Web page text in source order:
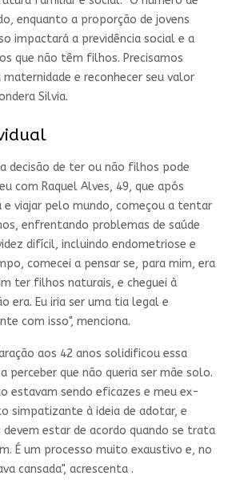
enquanto a proporção de jovens
impactará a previdência social e a
que não têm filhos. Precisamos
e reconhecer seu valor
Silvia.
decisão de ter ou não filhos pode
com Raquel Alves, 49, que após
e viajar pelo mundo, começou a tentar
enfrentando problemas de saúde
difícil, incluindo endometriose e
comecei a pensar se, para mim, era
ter filhos naturais, e cheguei à
era. Eu iria ser uma tia legal e
com isso", menciona.
aos 42 anos solidificou essa
perceber que não queria ser mãe solo.
estavam sendo eficazes e meu ex-
simpatizante à ideia de adotar, e
estar de acordo quando se trata
É um processo muito exaustivo e, no
cansada", acrescenta .